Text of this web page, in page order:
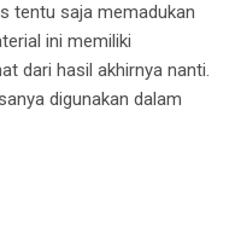
tentu saja memadukan
ini memiliki
dari hasil akhirnya nanti.
digunakan dalam